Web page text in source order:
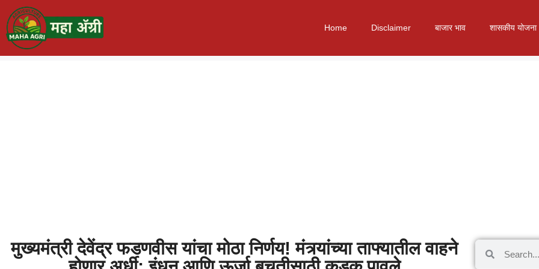
Home Disclaimer बाजार भाव शासकीय योजना
मुख्यमंत्री देवेंद्र फडणवीस यांचा मोठा निर्णय! मंत्र्यांच्या ताफ्यातील वाहने